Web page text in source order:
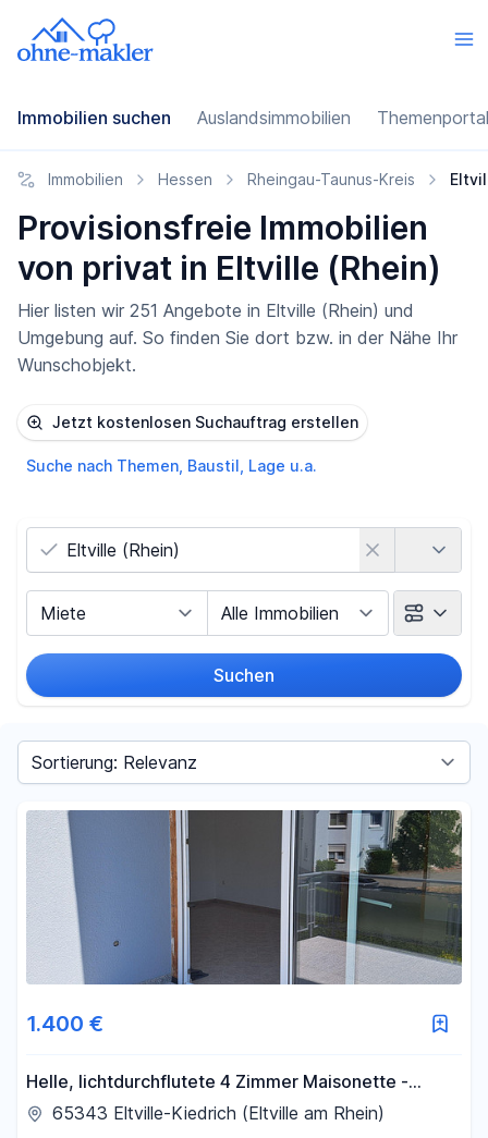
Immobilien suchen Auslandsimmobilien
Immobilien Hessen Rheingau-Taunus-Kreis
Provisionsfreie Immobilien
von privat in Eltville (Rhein)
Hier listen wir 251 Angebote in Eltville (Rhein) und
Umgebung auf. So finden Sie dort bzw. in der Nähe Ihr
Wunschobjekt.
Jetzt kostenlosen Suchauftrag erstellen
Suche nach Themen, Baustil, Lage u.a.
Suchen
- €
Filter für Preis zurücksetzen
Sortieren nach
1.400 €
Helle, lichtdurchflutete 4 Zimmer Maisonette -
Kiedrich
65343 Eltville-Kiedrich (Eltville am Rhein)